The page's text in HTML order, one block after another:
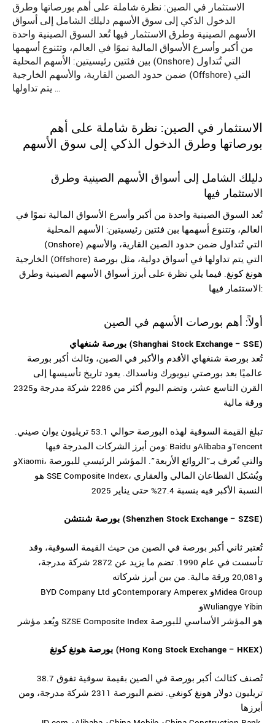
الاستثمار في الصين: نظرة شاملة على أهم بورصاتها وطرق
الدخول الذكي إلى سوق الأسهم دليلك الشامل إلى أسواق
الأسهم الصينية وطرق الاستثمار فيها تُعد السوق الصينية واحدة
من أكبر وأسرع الأسواق المالية نموًا في العالم، وتتنوع أسهمها
بين فئتين رئيسيتين: الأسهم المحلية (Onshore) التي تُتداول
ضمن حدود الصين القارية، والأسهم الخارجية (Offshore) التي
يتم تداولها …
الاستثمار في الصين: نظرة شاملة على أهم
بورصاتها وطرق الدخول الذكي إلى سوق الأسهم
دليلك الشامل إلى أسواق الأسهم الصينية وطرق
الاستثمار فيها
تُعد السوق الصينية واحدة من أكبر وأسرع الأسواق المالية نموًا في
العالم، وتتنوع أسهمها بين فئتين رئيسيتين: الأسهم المحلية
(Onshore) التي تُتداول ضمن حدود الصين القارية، والأسهم
الخارجية (Offshore) التي يتم تداولها في أسواق دولية، مثل بورصة
هونغ كونغ. فيما يلي نظرة على أبرز أسواق الأسهم الصينية وطرق
الاستثمار فيها:
أولاً: أهم بورصات الأسهم في الصين
بورصة شنغهاي (Shanghai Stock Exchange – SSE)
تُعد بورصة شنغهاي الأقدم والأكبر في الصين، وثالث أكبر بورصة
عالميًا بعد بورصتي نيويورك وناسداك. يعود تاريخ تأسيسها إلى
القرن التاسع عشر، وتضم اليوم أكثر من 2286 شركة مدرجة و2325
ورقة مالية
تبلغ القيمة السوقية لهذه البورصة حوالي 53.1 تريليون يوان صيني.
ومن أبرز الشركات المدرجة فيها: Baidu وAlibaba وTencent
وXiaomi، والتي تُعرف بـ”الروائع الأربعة”. المؤشر الرئيسي للبورصة
هو SSE Composite Index، ويُشكل القطاعان المالي والعقاري
النسبة الأكبر فيه بنسبة 27.4% حتى يناير 2025
بورصة شنتشن (Shenzhen Stock Exchange – SZSE)
تُعتبر ثاني أكبر بورصة في الصين من حيث القيمة السوقية، وقد
تأسست في عام 1990. تضم ما يزيد عن 2872 شركة مدرجة،
و20,081 ورقة مالية. من بين أبرز شركاته
BYD Company Ltd وContemporary Amperex وMidea Group
وWuliangye Yibin
ويُعد مؤشر SZSE Composite Index هو المؤشر الأساسي للبورصة
بورصة هونغ كونغ (Hong Kong Stock Exchange – HKEX)
تُصنف كثالث أكبر بورصة في الصين بقيمة سوقية تفوق 38.7
تريليون دولار هونغ كونغي. تضم البورصة 2311 شركة مدرجة، ومن
أبرزها